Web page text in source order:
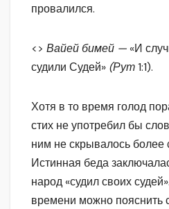
провалился.
<> Вайей бимей —«И
судили Судей» (Рут1:1).
Хотя в то время голод
стих не употребил бы
ним не скрывалось более
Истинная беда
народ «судил своих
времени можно пояснить